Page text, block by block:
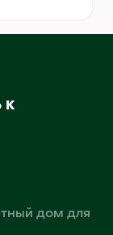
к
дом для